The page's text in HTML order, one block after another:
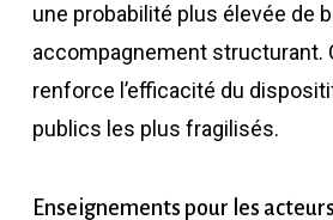
une probabilité plus élevée de
accompagnement structurant.
renforce l’efficacité du
publics les plus fragilisés.
Enseignements pour les